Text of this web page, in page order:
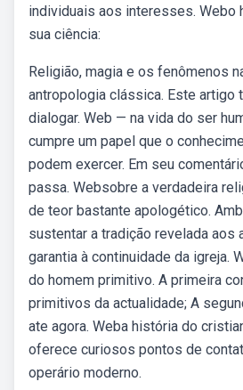
individuais aos interesses. Webo
sua ciência:
Religião, magia e os fenômenos
antropologia clássica. Este artigo
dialogar. Web — na vida do ser
cumpre um papel que o
podem exercer. Em seu
passa. Websobre a verdadeira
de teor bastante apologético.
sustentar a tradição revelada aos
garantia à continuidade da igreja.
do homem primitivo. A primeira
primitivos da actualidade; A
ate agora. Weba história do
oferece curiosos pontos de
operário moderno.